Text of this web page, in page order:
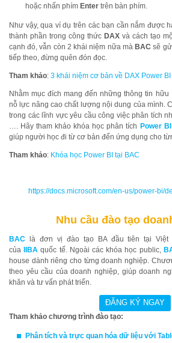
hoặc nhấn phím Enter trên bàn phím.
Như vậy, qua ví dụ trên các bạn cần nắm được
thành phần trong công thức DAX và cách tạo
cạnh đó, vẫn còn 2 khái niệm nữa mà BAC sẽ
tiếp theo, đừng quên đón đọc.
Tham khảo: 3 khái niệm cơ bản về DAX Power
Nhằm mục đích mang đến những thông tin hữu
nỗ lực nâng cao chất lượng nội dung của mình.
trong các lĩnh vực yêu cầu công việc phân tích
…. Hãy tham khảo khóa học phân tích Power BI
giúp người học đi từ cơ bản đến ứng dụng cho
Tham khảo: Khóa học Power BI tại BAC
https://docs.microsoft.com/en-us/power-bi/
Nhu cầu đào tạo
BAC là đơn vị đào tạo BA đầu tiên tại Việt
của
IIBA quốc tế. Ngoài các khóa học public,
house dành riêng cho từng doanh nghiệp.
theo yêu cầu của doanh nghiệp, giúp doanh
khăn và tư vấn phát triển.
Tham khảo chương trình đào tạo:
Phân tích và trực quan hóa dữ liệu với Ta